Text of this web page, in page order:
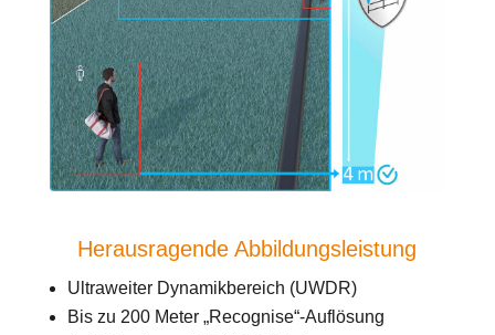
Herausragende Abbildungsleistung
Ultraweiter Dynamikbereich (UWDR)
Bis zu 200 Meter „Recognise“-Auflösung